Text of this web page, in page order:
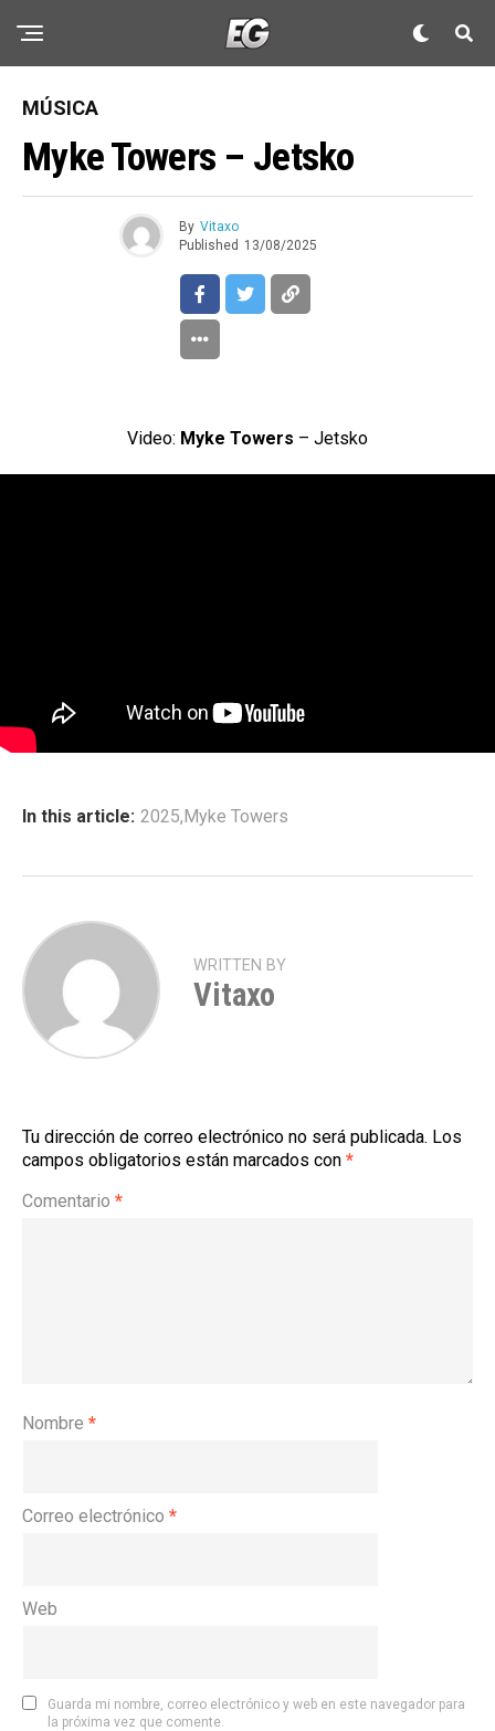
MÚSICA
Myke Towers – Jetsko
By Vitaxo
Published 13/08/2025
Video: Myke Towers – Jetsko
In this article: 2025,Myke Towers
WRITTEN BY
Vitaxo
Tu dirección de correo electrónico no será publicada. Los
campos obligatorios están marcados con *
Comentario *
Nombre *
Correo electrónico *
Web
Guarda mi nombre, correo electrónico y web en este navegador para
la próxima vez que comente.